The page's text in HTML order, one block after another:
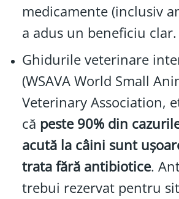
medicamente (inclusiv
a adus un beneficiu clar.
Ghidurile veterinare
(WSAVA World Small
Veterinary Association,
că peste 90% din
acută la câini sunt
trata fără antibiotice.
trebui rezervat pentru